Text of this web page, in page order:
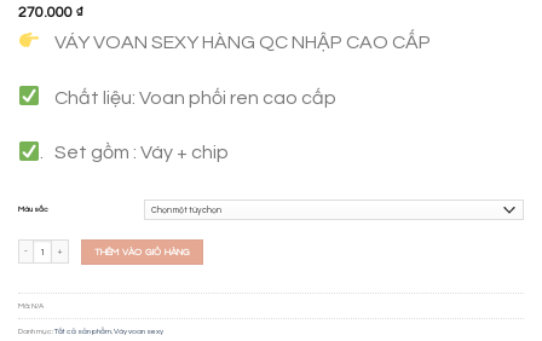
270.000 ₫
VÁY VOAN SEXY HÀNG QC NHẬP CAO CẤP
Chất liệu: Voan phối ren cao cấp
. Set gồm : Váy + chip
Màu sắc
THÊM VÀO GIỎ HÀNG
Mã:N/A
Danh mục:Tất cả sản phẩm Váy voan sexy